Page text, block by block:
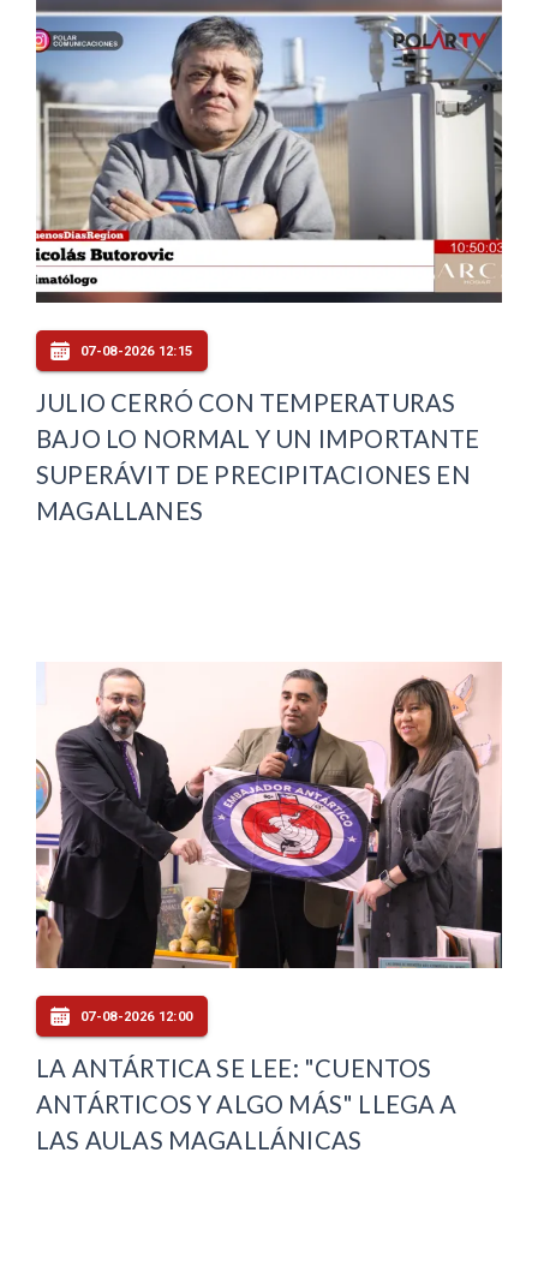
07-08-2026 12:15
JULIO CERRÓ CON TEMPERATURAS
BAJO LO NORMAL Y UN IMPORTANTE
SUPERÁVIT DE PRECIPITACIONES EN
MAGALLANES
07-08-2026 12:00
LA ANTÁRTICA SE LEE: "CUENTOS
ANTÁRTICOS Y ALGO MÁS" LLEGA A
LAS AULAS MAGALLÁNICAS